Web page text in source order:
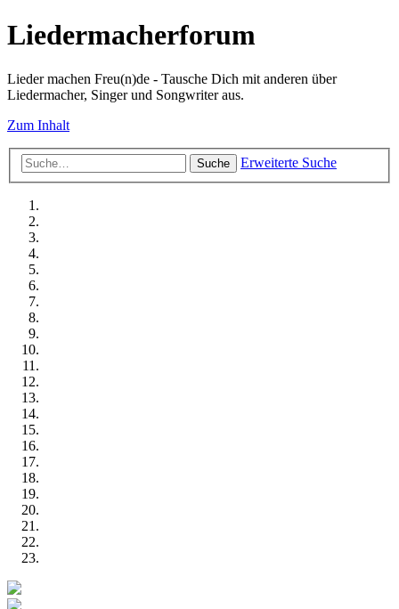
Liedermacherforum
Lieder machen Freu(n)de - Tausche Dich mit anderen über
Liedermacher, Singer und Songwriter aus.
Zum Inhalt
Suche Erweiterte Suche